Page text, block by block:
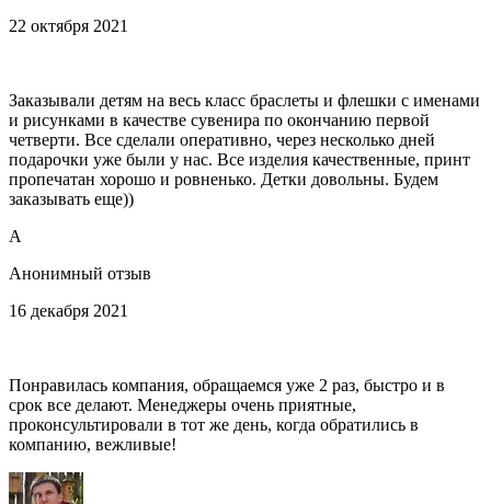
22 октября 2021
Заказывали детям на весь класс браслеты и флешки с именами
и рисунками в качестве сувенира по окончанию первой
четверти. Все сделали оперативно, через несколько дней
подарочки уже были у нас. Все изделия качественные, принт
пропечатан хорошо и ровненько. Детки довольны. Будем
заказывать еще))
A
Анонимный отзыв
16 декабря 2021
Понравилась компания, обращаемся уже 2 раз, быстро и в
срок все делают. Менеджеры очень приятные,
проконсультировали в тот же день, когда обратились в
компанию, вежливые!